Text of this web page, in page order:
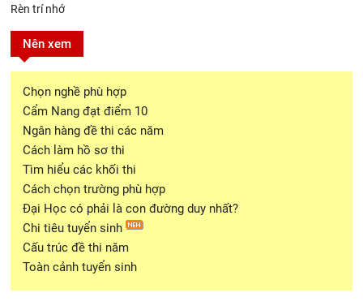
Rèn trí nhớ
Nên xem
Chọn nghề phù hợp
Cẩm Nang đạt điểm 10
Ngân hàng đề thi các năm
Cách làm hồ sơ thi
Tìm hiểu các khối thi
Cách chọn trường phù hợp
Đại Học có phải là con đường duy nhất?
Chi tiêu tuyển sinh
Cấu trúc đề thi năm
Toàn cảnh tuyển sinh